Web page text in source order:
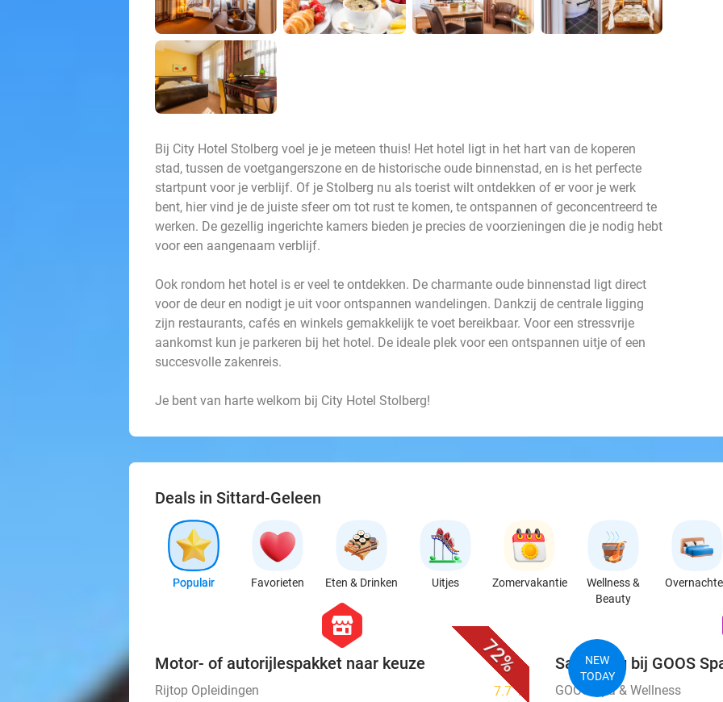
Bij City Hotel Stolberg voel je je meteen thuis! Het hotel ligt in het hart van de koperen
stad, tussen de voetgangerszone en de historische oude binnenstad, en is het perfecte
startpunt voor je verblijf. Of je Stolberg nu als toerist wilt ontdekken of er voor je werk
bent, hier vind je de juiste sfeer om tot rust te komen, te ontspannen of geconcentreerd te
werken. De gezellig ingerichte kamers bieden je precies de voorzieningen die je nodig hebt
voor een aangenaam verblijf.
Ook rondom het hotel is er veel te ontdekken. De charmante oude binnenstad ligt direct
voor de deur en nodigt je uit voor ontspannen wandelingen. Dankzij de centrale ligging
zijn restaurants, cafés en winkels gemakkelijk te voet bereikbaar. Voor een stressvrije
aankomst kun je parkeren bij het hotel. De ideale plek voor een ontspannen uitje of een
succesvolle zakenreis.
Je bent van harte welkom bij City Hotel Stolberg!
Deals in Sittard-Geleen
Populair Favorieten Eten & Drinken Uitjes Zomervakantie
Wellness &
Beauty
72%
hexagon
store
Motor- of autorijlespakket naar keuze
Rijtop Opleidingen 7.7star
NEW
TODAY
Saunadag bij GOOS
GOOS Spa & Wellness